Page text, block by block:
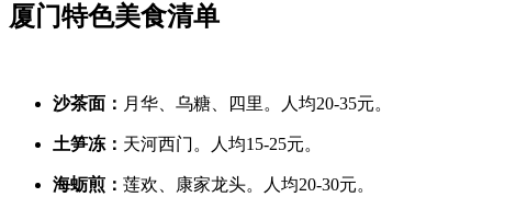
厦门特色美食清单
沙茶面： 月华、乌糖、四里。人均20-35元。
土笋冻： 天河西门。人均15-25元。
海蛎煎： 莲欢、康家龙头。人均20-30元。